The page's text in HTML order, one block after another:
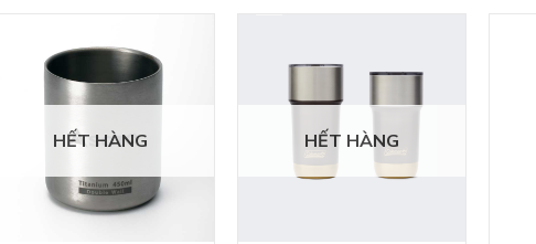
HẾT HÀNG HẾT HÀNG